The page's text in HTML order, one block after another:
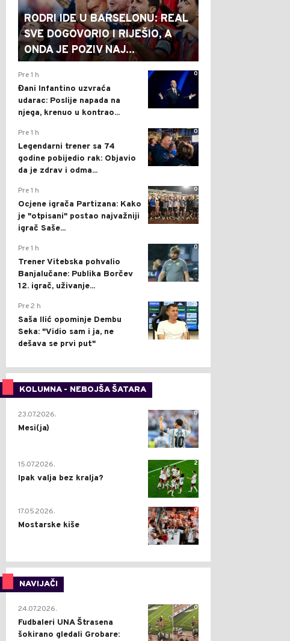
RODRI IDE U BARSELONU: REAL
SVE DOGOVORIO I RIJEŠIO, A
ONDA JE POZIV NAJ...
0
Pre 1 h
Đani Infantino uzvraća
udarac: Poslije napada na
njega, krenuo u kontrao...
0
Pre 1 h
Legendarni trener sa 74
godine pobijedio rak: Objavio
da je zdrav i odma...
0
Pre 1 h
Ocjene igrača Partizana: Kako
je "otpisani" postao najvažniji
igrač Saše...
0
Pre 1 h
Trener Vitebska pohvalio
Banjalučane: Publika Borčev
12. igrač, uživanje...
0
Pre 2 h
Saša Ilić opominje Dembu
Seka: "Vidio sam i ja, ne
dešava se prvi put"
KOLUMNA - NEBOJŠA ŠATARA
0
23.07.2026.
Mesi(ja)
2
15.07.2026.
Ipak valja bez kralja?
0
17.05.2026.
Mostarske kiše
NAVIJAČI
0
24.07.2026.
Fudbaleri UNA Štrasena
šokirano gledali Grobare: